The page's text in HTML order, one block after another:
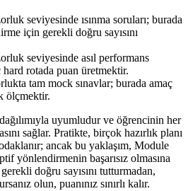
seviyesinde ısınma soruları; burada
için gerekli doğru sayısını
seviyesinde asıl performans
hard rotada puan üretmektir.
tam mock sınavlar; burada amaç
ölçmektir.
uyumludur ve öğrencinin her
sağlar. Pratikte, birçok hazırlık planı
ancak bu yaklaşım, Module
yönlendirmenin başarısız olmasına
doğru sayısını tutturmadan,
olun, puanınız sınırlı kalır.